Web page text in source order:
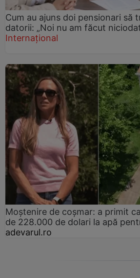
Cum au ajuns doi pensionari să
datorii: „Noi nu am făcut
Internațional
Moștenire de coșmar: a primit
de 228.000 de dolari la apă
adevarul.ro